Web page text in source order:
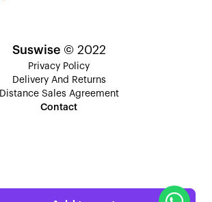
Suswise© 2022
Privacy Policy
Delivery And Returns
Distance Sales Agreement
Contact